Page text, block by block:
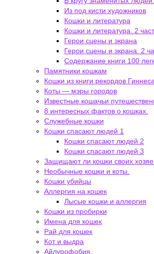
Из под кисти художников
Кошки и литература
Кошки и литература. 2
Герои сцены и экрана
Герои сцены и экрана. 2
Содержание книги 100
Памятники кошкам
Кошки из книги рекордов Гиннеса.
Коты — мэры городов
Известные кошачьи
8 интересных фактов о кошках.
Служебные кошки
Кошки спасают людей 1
Кошки спасают людей 2
Кошки спасают людей 3
Защищают ли кошки своих
Необычные кошки и коты.
Кошки убийцы
Аллергия на кошек
Лысые кошки и аллергия
Кошки из пробирки
Имена для кошек
Рай для кошек
Кот и выдра
Айлурофобия.